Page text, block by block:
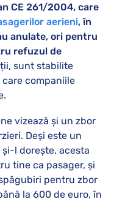
CE 261/2004, care
aerieni, în
anulate, ori pentru
refuzul de
sunt stabilite
companiile
vizează și un zbor
Deși este un
l dorește, acesta
tine ca pasager, și
pentru zbor
la 600 de euro, în